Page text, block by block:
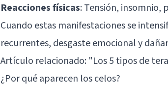
Reacciones físicas: Tensión,
Cuando estas manifestaciones se
recurrentes, desgaste emocional y
Artículo relacionado: "Los 5 tipos de
¿Por qué aparecen los celos?